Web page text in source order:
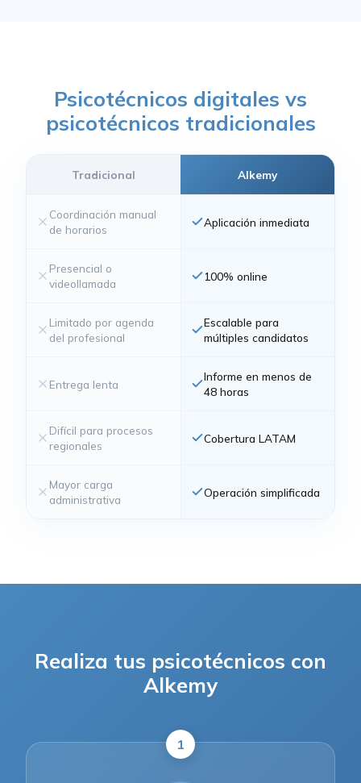
Psicotécnicos digitales vs
psicotécnicos tradicionales
Tradicional Alkemy
Coordinación manual
de horarios
Aplicación inmediata
Presencial o
videollamada
100% online
Limitado por agenda
del profesional
Escalable para
múltiples candidatos
Entrega lenta
Informe en menos de
48 horas
Difícil para procesos
regionales
Cobertura LATAM
Mayor carga
administrativa
Operación simplificada
Realiza tus psicotécnicos con
Alkemy
1